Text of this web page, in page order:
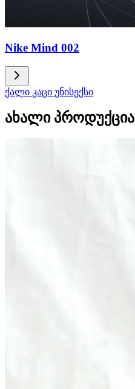
Nike Mind 002
ქალი კაცი უნისექსი
ახალი პროდუქცია